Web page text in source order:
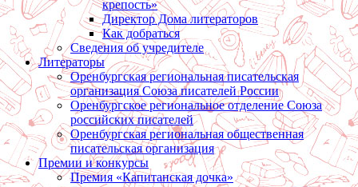
крепость»
Директор Дома литераторов
Как добраться
Сведения об учредителе
Литераторы
Оренбургская региональная писательская
организация Союза писателей России
Оренбургское региональное отделение Союза
российских писателей
Оренбургская региональная общественная
писательская организация
Премии и конкурсы
Премия «Капитанская дочка»